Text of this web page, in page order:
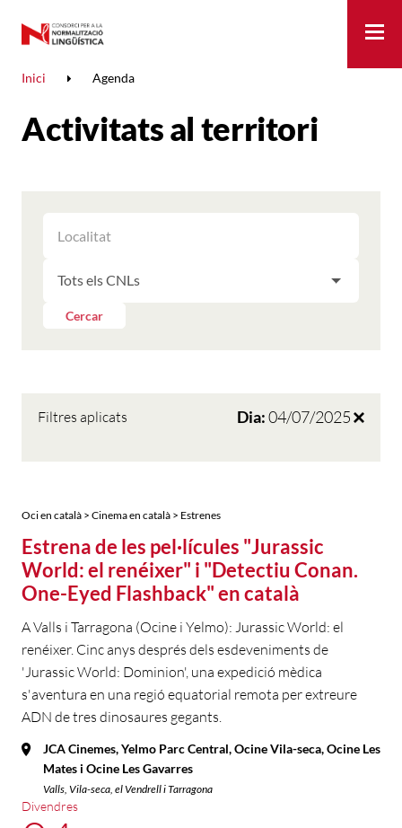
Inici Agenda
Activitats al territori
ELS
RESULTATS
LES
PER
LES
Cercar
Filtres aplicats Dia:04/07/2025
Oci en català > Cinema en català > Estrenes
Estrena de les pel·lícules "Jurassic
World: el renéixer" i "Detectiu Conan.
One-Eyed Flashback" en català
A Valls i Tarragona (Ocine i Yelmo): Jurassic World: el
renéixer. Cinc anys després dels esdeveniments de
'Jurassic World: Dominion', una expedició mèdica
s'aventura en una regió equatorial remota per extreure
ADN de tres dinosaures gegants.
JCA Cinemes, Yelmo Parc Central, Ocine Vila-seca, Ocine Les
Mates i Ocine Les Gavarres
Valls, Vila-seca, el Vendrell i Tarragona
Divendres